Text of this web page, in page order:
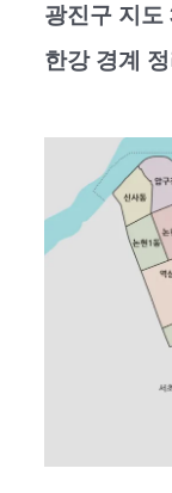
광진구 지도
한강 경계 정